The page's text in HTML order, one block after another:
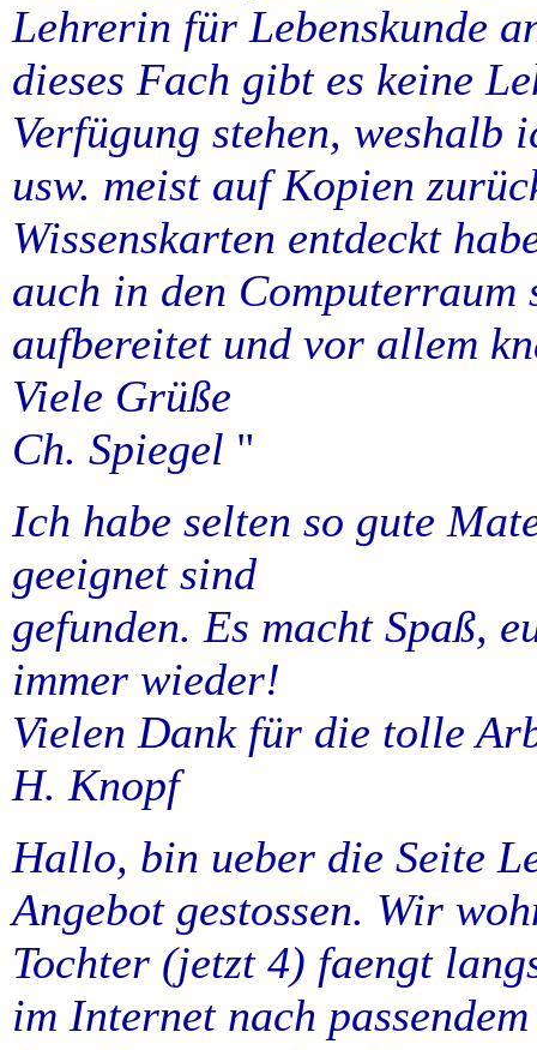
Lehrerin für Lebenskunde
dieses Fach gibt es keine
Verfügung stehen, weshalb
usw. meist auf Kopien
Wissenskarten entdeckt
auch in den
aufbereitet und vor allem
Viele Grüße
Ch. Spiegel "
Ich habe selten so gute
geeignet sind
gefunden. Es macht Spaß,
immer wieder!
Vielen Dank für die tolle
H. Knopf
Hallo, bin ueber die Seite
Angebot gestossen. Wir
Tochter (jetzt 4) faengt
im Internet nach